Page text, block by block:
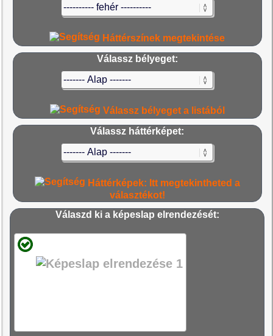
Háttérszínek megtekintése
Válassz bélyeget:
Válassz bélyeget a listából
Válassz háttérképet:
Háttérképek: Itt megtekintheted a
választékot!
Válaszd ki a képeslap elrendezését: